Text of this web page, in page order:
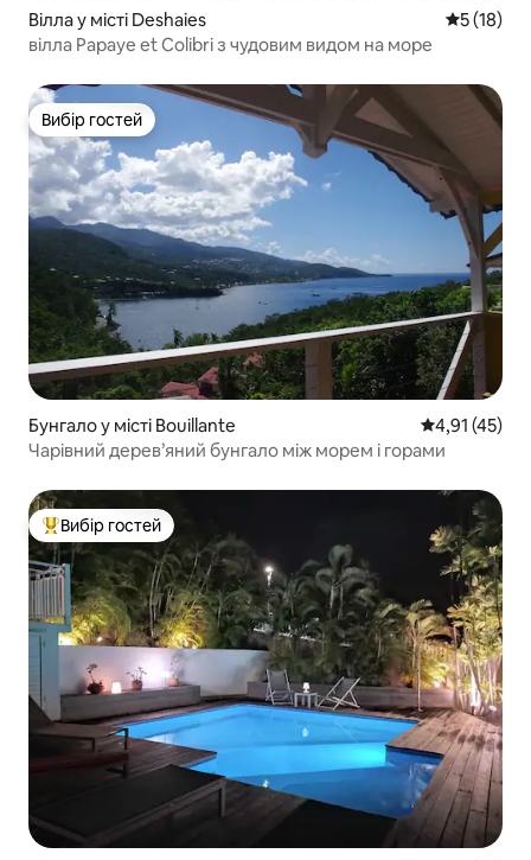
Вілла у місті Deshaies Середня
5 (18)
вілла Papaye et Colibri з чудовим видом на море
Вибір гостей
Вибір гостей
Бунгало у місті Bouillante Середня
4,91 (45)
Чарівний дерев’яний бунгало між морем і горами
Топ вибір гостей
Вибір гостей